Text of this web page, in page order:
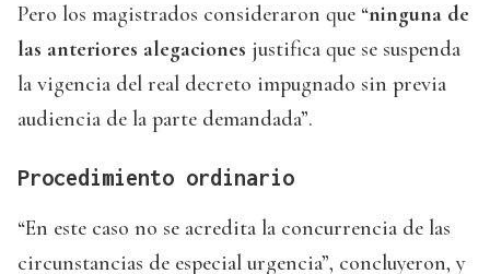
Pero los magistrados consideraron que “ninguna de
las anteriores alegaciones justifica que se suspenda
la vigencia del real decreto impugnado sin previa
audiencia de la parte demandada”.
Procedimiento ordinario
“En este caso no se acredita la concurrencia de las
circunstancias de especial urgencia”, concluyeron, y